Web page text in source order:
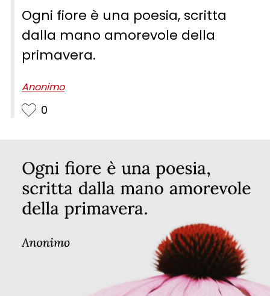
Ogni fiore è una poesia, scritta
dalla mano amorevole della
primavera.
Anonimo
0